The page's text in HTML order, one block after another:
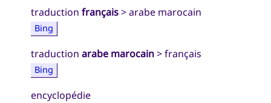
traductionfrançais> arabe marocain
Bing
traductionarabe marocain> français
Bing
encyclopédie